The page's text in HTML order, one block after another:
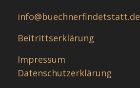
info@buechnerfindetstatt.de
Beitrittserklärung
Impressum
Datenschutzerklärung